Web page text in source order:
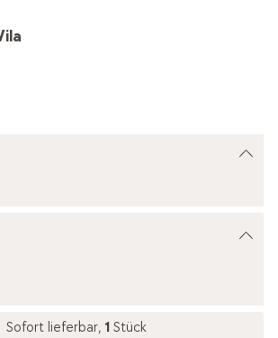
Sofort lieferbar,1 Stück